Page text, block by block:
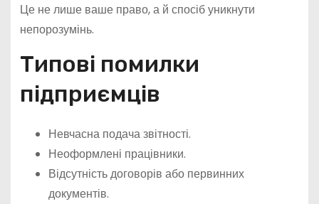
Це не лише ваше право, а й спосіб уникнути
непорозумінь.
Типові помилки
підприємців
Невчасна подача звітності.
Неоформлені працівники.
Відсутність договорів або первинних
документів.